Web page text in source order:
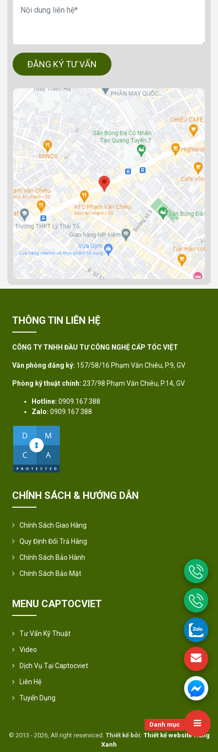
ĐĂNG KÝ TƯ VẤN
THÔNG TIN LIÊN HỆ
CÔNG TY TNHH ĐẦU TƯ CÔNG NGHỆ CẤP TỐC VIỆT
Văn phòng đăng ký: 157/58/16 Phạm Văn Chiêu, P.9, GV
Phòng kỹ thuật chính: 237/98 Phạm Văn Chiêu, P.14, GV
Hotline: 0909.167 388
Zalo: 0909.167 388
CHÍNH SÁCH & HƯỚNG DẪN
Chính Sách Giao Hàng
Quy Định Đổi Trả Hàng
Chính Sách Bảo Hành
Chính Sách Bảo Mật
MENU CAPTOCVIET
Tư Vấn Kỹ Thuật
Video
Dịch Vụ Tại Captocviet
Liên Hệ
Tuyển Dụng
© 2013 - 2026, All right reserviced. Thiết kế bởi: Thiết kế website Nắng
Xanh
Danh mục